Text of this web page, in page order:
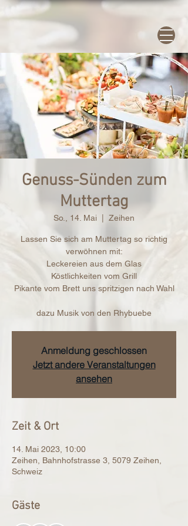
Genuss-Sünden zum
Muttertag
So., 14. Mai Zeihen
Lassen Sie sich am Muttertag so richtig
verwöhnen mit:
Leckereien aus dem Glas
Köstlichkeiten vom Grill
Pikante vom Brett uns spritzigen nach Wahl
dazu Musik von den Rhybuebe
Anmeldung geschlossen
Jetzt andere Veranstaltungen
ansehen
Zeit & Ort
14. Mai 2023, 10:00
Zeihen, Bahnhofstrasse 3, 5079 Zeihen,
Schweiz
Gäste